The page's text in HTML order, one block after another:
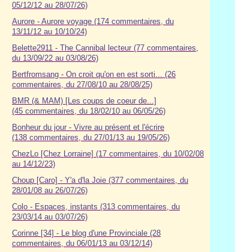
05/12/12 au 28/07/26)
Aurore - Aurore voyage (174 commentaires, du
13/11/12 au 10/10/24)
Belette2911 - The Cannibal lecteur (77 commentaires,
du 13/09/22 au 03/08/26)
Bertfromsang - On croit qu'on en est sorti... (26
commentaires, du 27/08/10 au 28/08/25)
BMR (& MAM) [Les coups de coeur de...]
(45 commentaires, du 18/02/10 au 06/05/26)
Bonheur du jour - Vivre au présent et l'écrire
(138 commentaires, du 27/01/13 au 19/05/26)
ChezLo [Chez Lorraine] (17 commentaires, du 10/02/08
au 14/12/23)
Choup [Caro] - Y'a d'la Joie (377 commentaires, du
28/01/08 au 26/07/26)
Colo - Espaces, instants (313 commentaires, du
23/03/14 au 03/07/26)
Corinne [34] - Le blog d'une Provinciale (28
commentaires, du 06/01/13 au 03/12/14)